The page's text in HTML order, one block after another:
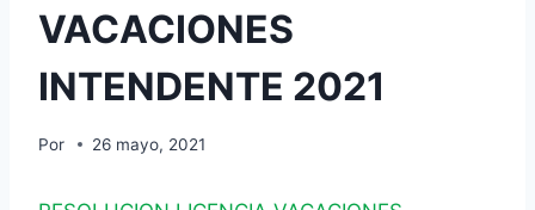
VACACIONES
INTENDENTE 2021
Por 26 mayo, 2021